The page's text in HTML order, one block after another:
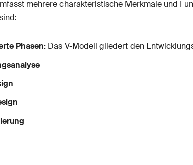
mehrere charakteristische Merkmale und
Phasen: Das V-Modell gliedert den